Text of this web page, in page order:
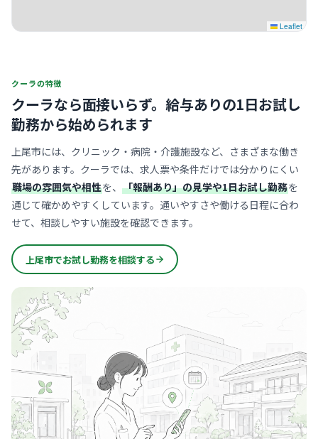
Leaflet
クーラの特徴
クーラなら面接いらず。 給与ありの1日お試し
勤務から始められます
上尾市には、クリニック・病院・介護施設など、さまざまな働き
先があります。クーラでは、求人票や条件だけでは分かりにくい
職場の雰囲気や相性を、 「報酬あり」の見学や1日お試し勤務を
通じて確かめやすくしています。通いやすさや働ける日程に合わ
せて、相談しやすい施設を確認できます。
上尾市でお試し勤務を相談する